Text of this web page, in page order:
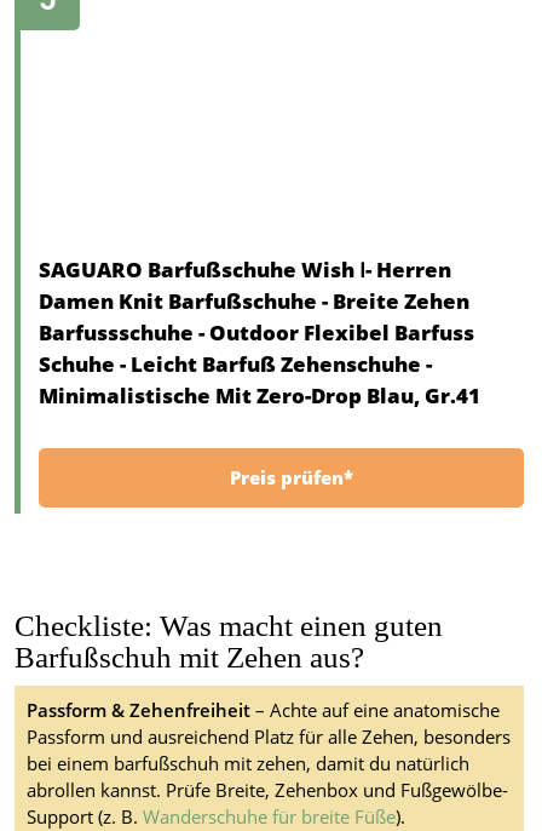
SAGUARO Barfußschuhe Wish Ⅰ- Herren
Damen Knit Barfußschuhe - Breite Zehen
Barfussschuhe - Outdoor Flexibel Barfuss
Schuhe - Leicht Barfuß Zehenschuhe -
Minimalistische Mit Zero-Drop Blau, Gr.41
Preis prüfen*
Checkliste: Was macht einen guten
Barfußschuh mit Zehen aus?
Passform & Zehenfreiheit– Achte auf eine anatomische
Passform und ausreichend Platz für alle Zehen, besonders
bei einem barfußschuh mit zehen, damit du natürlich
abrollen kannst. Prüfe Breite, Zehenbox und Fußgewölbe-
Support (z. B. Wanderschuhe für breite Füße).